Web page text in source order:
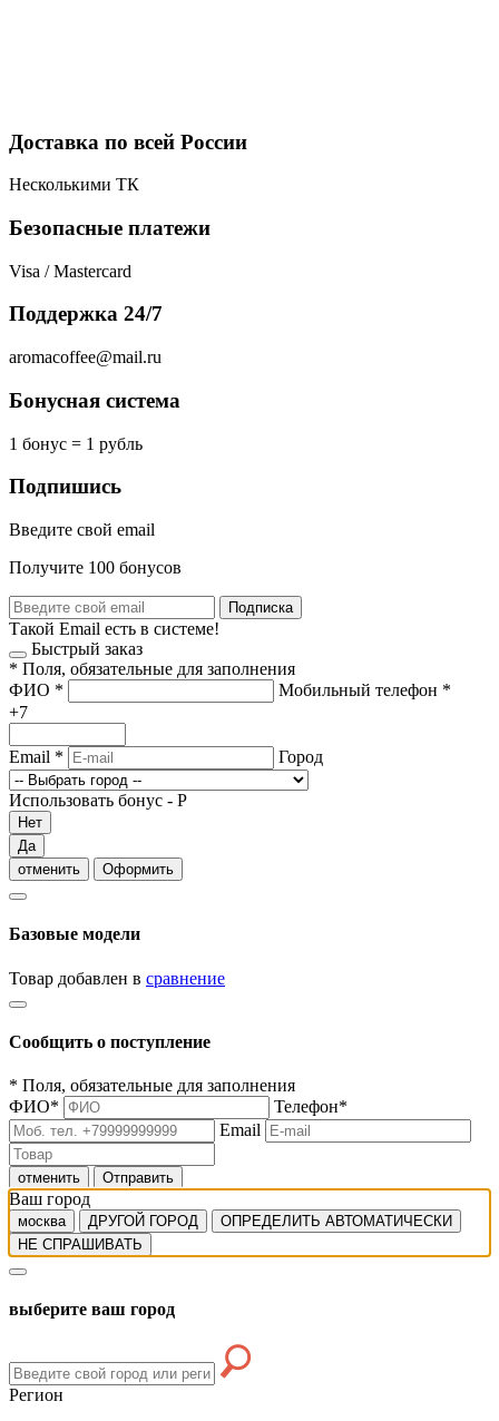
Доставка по всей России
Несколькими ТК
Безопасные платежи
Visa / Mastercard
Поддержка 24/7
aromacoffee@mail.ru
Бонусная система
1 бонус = 1 рубль
Подпишись
Введите свой email
Получите 100 бонусов
Подписка
Такой Email есть в системе!
Быстрый заказ
* Поля, обязательные для заполнения
ФИО * Мобильный телефон *
+7
Email * Город
Использовать бонус - Р
Нет
Да
отменить
Оформить
Базовые модели
Товар добавлен в сравнение
Сообщить о поступление
* Поля, обязательные для заполнения
ФИО* Телефон*
Email
отменить Отправить
Ваш город
москва ДРУГОЙ ГОРОД
ОПРЕДЕЛИТЬ АВТОМАТИЧЕСКИ
НЕ СПРАШИВАТЬ
выберите ваш город
Регион